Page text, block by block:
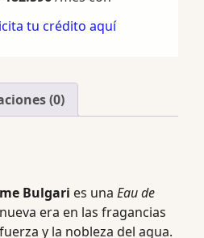
tu crédito aquí
(0)
Bulgari es una Eau de
era en las fragancias
y la nobleza del agua.